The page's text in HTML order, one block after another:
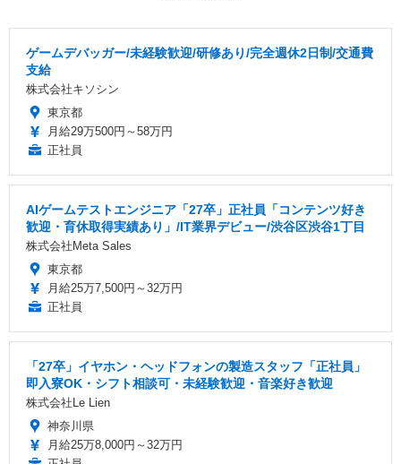
ゲームデバッガー/未経験歓迎/研修あり/完全週休2日制/交通費
支給
株式会社キソシン
東京都
月給29万500円～58万円
正社員
AIゲームテストエンジニア「27卒」正社員「コンテンツ好き
歓迎・育休取得実績あり」/IT業界デビュー/渋谷区渋谷1丁目
株式会社Meta Sales
東京都
月給25万7,500円～32万円
正社員
「27卒」イヤホン・ヘッドフォンの製造スタッフ「正社員」
即入寮OK・シフト相談可・未経験歓迎・音楽好き歓迎
株式会社Le Lien
神奈川県
月給25万8,000円～32万円